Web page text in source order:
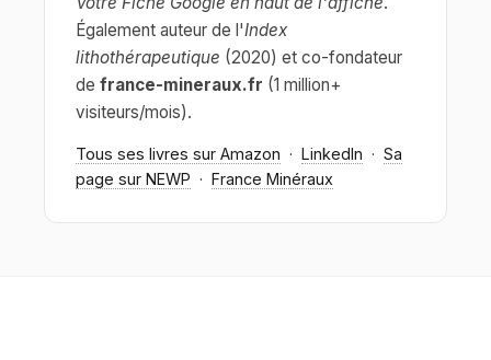
Également auteur de l'Index
lithothérapeutique (2020) et co-fondateur
de france-mineraux.fr (1 million+
visiteurs/mois).
Tous ses livres sur Amazon · LinkedIn · Sa
page sur NEWP · France Minéraux